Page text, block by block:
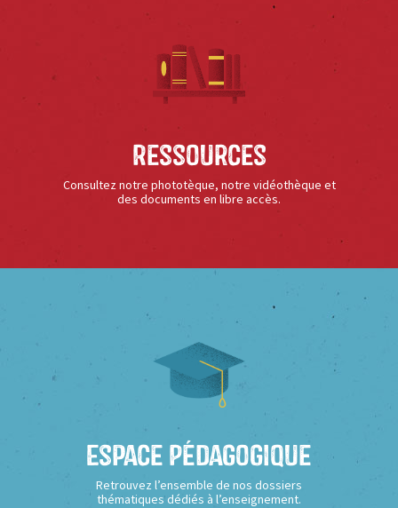
Ressources
Consultez notre phototèque, notre vidéothèque et
des documents en libre accès.
Espace Pédagogique
Retrouvez l’ensemble de nos dossiers
thématiques dédiés à l’enseignement.